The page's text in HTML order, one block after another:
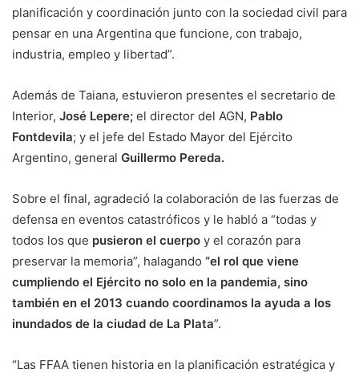
planificación y coordinación junto con la sociedad civil para
pensar en una Argentina que funcione, con trabajo,
industria, empleo y libertad”.
Además de Taiana, estuvieron presentes el secretario de
Interior, José Lepere; el director del AGN, Pablo
Fontdevila; y el jefe del Estado Mayor del Ejército
Argentino, general Guillermo Pereda.
Sobre el final, agradeció la colaboración de las fuerzas de
defensa en eventos catastróficos y le habló a “todas y
todos los que pusieron el cuerpo y el corazón para
preservar la memoria”, halagando “el rol que viene
cumpliendo el Ejército no solo en la pandemia, sino
también en el 2013 cuando coordinamos la ayuda a los
inundados de la ciudad de La Plata”.
“Las FFAA tienen historia en la planificación estratégica y